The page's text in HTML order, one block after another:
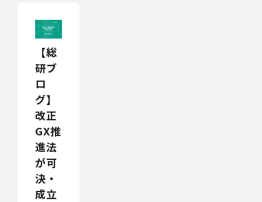
【総
研ブ
ロ
グ】
改正
GX推
進法
が可
決・
成立